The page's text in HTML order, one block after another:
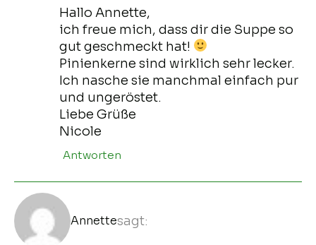
Hallo Annette,
ich freue mich, dass dir die Suppe so
gut geschmeckt hat!
Pinienkerne sind wirklich sehr lecker.
Ich nasche sie manchmal einfach pur
und ungeröstet.
Liebe Grüße
Nicole
Antworten
Annettesagt: